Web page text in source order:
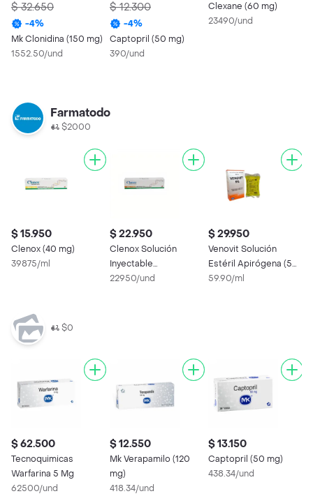
$ 32.650
-4%
Mk Clonidina (150 mg)
1552.50/und
$ 12.300
-4%
Captopril (50 mg)
390/und
Clexane (60 mg)
23490/und
Farmatodo
$2000
$ 15.950
Clenox (40 mg)
39875/ml
$ 22.950
Clenox Solución
Inyectable
Anticoagulante
22950/und
$ 29.950
Venovit Solución
Estéril Apirógena (5
%)
59.90/ml
$0
$ 62.500
Tecnoquimicas
Warfarina 5 Mg
62500/und
$ 12.550
Mk Verapamilo (120
mg)
418.34/und
$ 13.150
Captopril (50 mg)
438.34/und